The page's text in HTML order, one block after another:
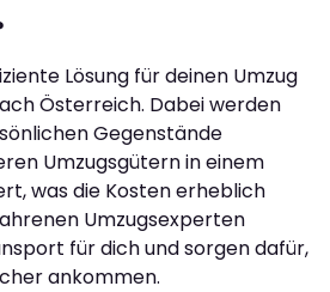
Lösung für deinen Umzug
Österreich. Dabei werden
Gegenstände
Umzugsgütern in einem
was die Kosten erheblich
Umzugsexperten
für dich und sorgen dafür,
ankommen.